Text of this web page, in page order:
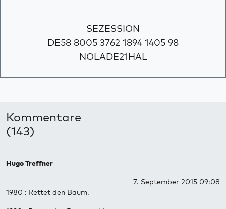
SEZESSION
DE58 8005 3762 1894 1405 98
NOLADE21HAL
Kommentare
(143)
Hugo Treffner
7. September 2015 09:08
1980 : Rettet den Baum.